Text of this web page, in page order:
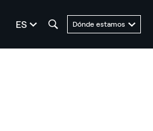
seleziona la lingua
ES Dónde estamos